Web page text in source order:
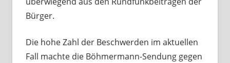
Bürger.
Die hohe Zahl der Beschwerden im aktuellen
Fall machte die Böhmermann-Sendung gegen